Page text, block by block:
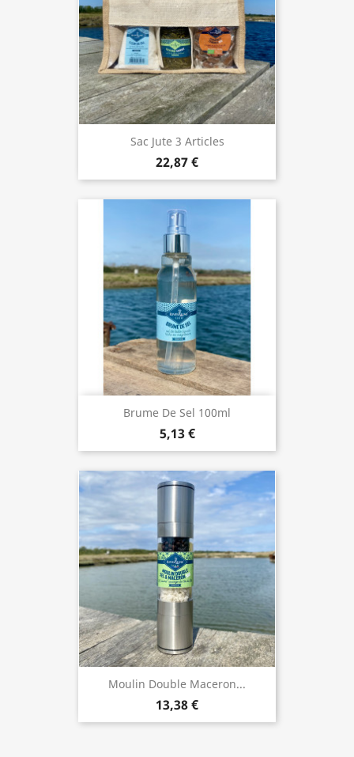
Sac Jute 3 Articles
22,87 €
Brume De Sel 100ml
5,13 €
Moulin Double Maceron...
13,38 €